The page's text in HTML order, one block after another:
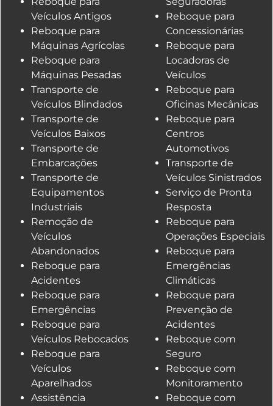
Veículos Antigos
Reboque para
Máquinas Agrícolas
Reboque para
Máquinas Pesadas
Transporte de
Veículos Blindados
Transporte de
Veículos Baixos
Transporte de
Embarcações
Transporte de
Equipamentos
Industriais
Remoção de
Veículos
Abandonados
Reboque para
Acidentes
Reboque para
Emergências
Reboque para
Veículos Rebocados
Reboque para
Veículos
Aparelhados
Assistência
Reboque para
Concessionárias
Reboque para
Locadoras de
Veículos
Reboque para
Oficinas Mecânicas
Reboque para
Centros
Automotivos
Transporte de
Veículos Sinistrados
Serviço de Pronta
Resposta
Reboque para
Operações Especiais
Reboque para
Emergências
Climáticas
Reboque para
Prevenção de
Acidentes
Reboque com
Seguro
Reboque com
Monitoramento
Reboque com